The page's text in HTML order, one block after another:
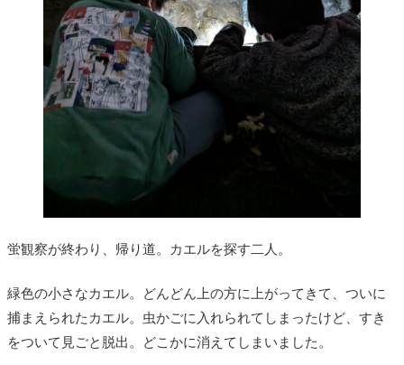
蛍観察が終わり、帰り道。カエルを探す二人。
緑色の小さなカエル。どんどん上の方に上がってきて、ついに
捕まえられたカエル。虫かごに入れられてしまったけど、すき
をついて見ごと脱出。どこかに消えてしまいました。